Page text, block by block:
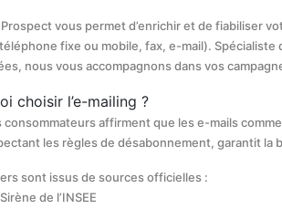
vous permet d’enrichir et de fiabiliser
fixe ou mobile, fax, e-mail).
nous vous accompagnons dans vos
choisir l’e-mailing ?
consommateurs affirment que les e-mails
les règles de désabonnement, garantit la
sont issus de sources officielles :
de l’INSEE